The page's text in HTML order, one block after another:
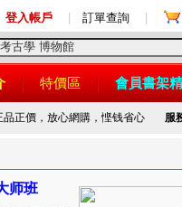
登入帳戶 訂單查詢
特價區 會員書架
品正價，放心網購，悭钱省心 服
师班